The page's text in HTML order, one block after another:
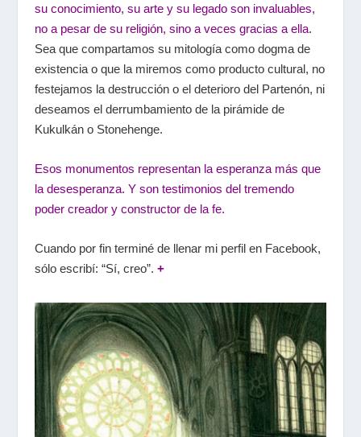
su conocimiento, su arte y su legado son invaluables,
no a pesar de su religión, sino a veces gracias a ella.
Sea que compartamos su mitología como dogma de
existencia o que la miremos como producto cultural, no
festejamos la destrucción o el deterioro del Partenón, ni
deseamos el derrumbamiento de la pirámide de
Kukulkán o Stonehenge.
Esos monumentos representan la esperanza más que
la desesperanza. Y son testimonios del tremendo
poder creador y constructor de la fe.
Cuando por fin terminé de llenar mi perfil en Facebook,
sólo escribí: “Sí, creo”. +